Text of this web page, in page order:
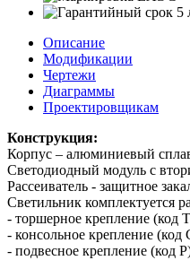
Описание
Модификации
Чертежи
Диаграммы
Проектировщикам
Конструкция:
Корпус – алюминиевый
Светодиодный модуль с
Рассеиватель - защитное
Светильник комплектуется
- торшерное крепление (код
- консольное крепление (код
- подвесное крепление (код